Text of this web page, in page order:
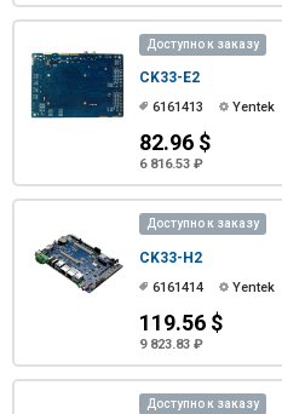
Доступно к заказу
CK33-E2
6161413 Yentek
82.96 $
6 816.53 ₽
Доступно к заказу
CK33-H2
6161414 Yentek
119.56 $
9 823.83 ₽
Доступно к заказу